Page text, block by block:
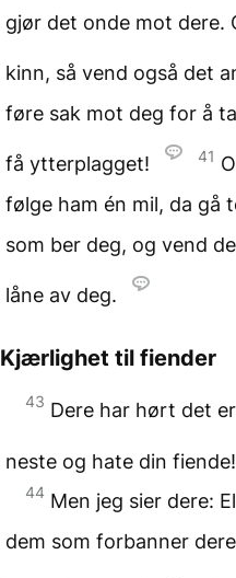
gjør det onde mot dere.
kinn, så vend også det
føre sak mot deg for å
få ytterplagget! 41
følge ham én mil, da gå
som ber deg, og vend
låne av deg.
Kjærlighet til fiender
43 Dere har hørt det
neste og hate din fiende!
44 Men jeg sier dere:
dem som forbanner